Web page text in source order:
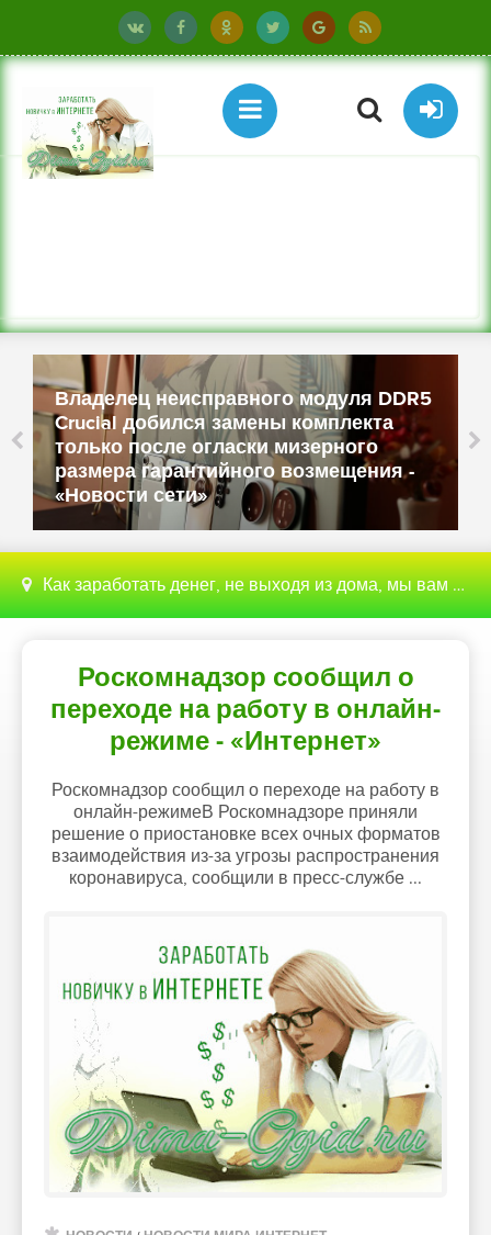
Владелец неисправного модуля DDR5
Crucial добился замены комплекта
только после огласки мизерного
размера гарантийного возмещения -
«Новости сети»
Как заработать денег, не выходя из дома, мы вам поможем с этим разобраться
Роскомнадзор сообщил о
переходе на работу в онлайн-
режиме - «Интернет»
Роскомнадзор сообщил о переходе на работу в
онлайн-режимеВ Роскомнадзоре приняли
решение о приостановке всех очных форматов
взаимодействия из-за угрозы распространения
коронавируса, сообщили в пресс-службе ...